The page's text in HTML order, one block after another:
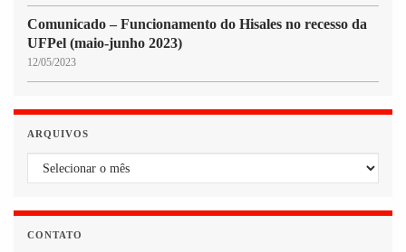
Comunicado – Funcionamento do Hisales no recesso da
UFPel (maio-junho 2023)
12/05/2023
ARQUIVOS
Arquivos
CONTATO